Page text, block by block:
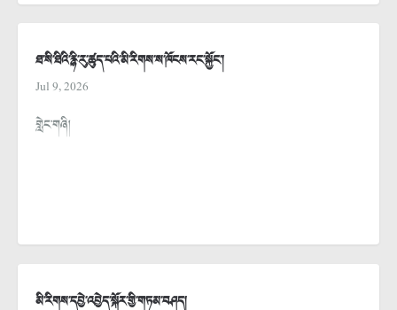
ཐ་སི་ཐིའི་རྙི་རུ་ཚུད་པའི་མི་རིགས་ས་ཁོངས་རང་སྐྱོང་།
Jul 9, 2026
གླེང་གཞི།
མི་རིགས་དབྱེ་འབྱེད་སྐོར་གྱི་གཏམ་བཤད།